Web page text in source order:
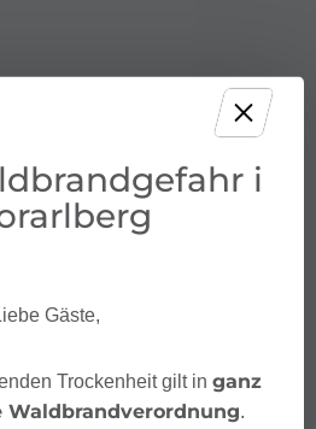
i
Gäste,
Trockenheit gilt in ganz
Waldbrandverordnung